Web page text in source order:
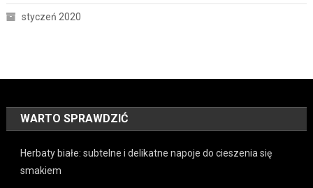
styczeń 2020
WARTO SPRAWDZIĆ
Herbaty białe: subtelne i delikatne napoje do cieszenia się
smakiem